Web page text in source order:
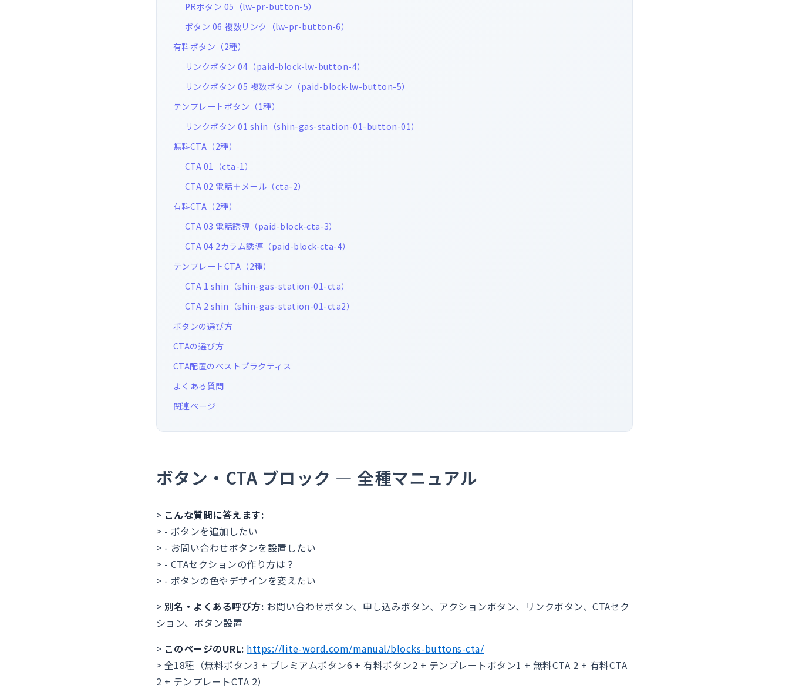
PRボタン 05（lw-pr-button-5）
ボタン 06 複数リンク（lw-pr-button-6）
有料ボタン（2種）
リンクボタン 04（paid-block-lw-button-4）
リンクボタン 05 複数ボタン（paid-block-lw-button-5）
テンプレートボタン（1種）
リンクボタン 01 shin（shin-gas-station-01-button-01）
無料CTA（2種）
CTA 01（cta-1）
CTA 02 電話＋メール（cta-2）
有料CTA（2種）
CTA 03 電話誘導（paid-block-cta-3）
CTA 04 2カラム誘導（paid-block-cta-4）
テンプレートCTA（2種）
CTA 1 shin（shin-gas-station-01-cta）
CTA 2 shin（shin-gas-station-01-cta2）
ボタンの選び方
CTAの選び方
CTA配置のベストプラクティス
よくある質問
関連ページ
ボタン・CTA ブロック — 全種マニュアル
> こんな質問に答えます:
> - ボタンを追加したい
> - お問い合わせボタンを設置したい
> - CTAセクションの作り方は？
> - ボタンの色やデザインを変えたい
> 別名・よくある呼び方: お問い合わせボタン、申し込みボタン、アクションボタン、リンクボタン、CTAセク
ション、ボタン設置
> このページのURL: https://lite-word.com/manual/blocks-buttons-cta/
> 全18種（無料ボタン3 + プレミアムボタン6 + 有料ボタン2 + テンプレートボタン1 + 無料CTA 2 + 有料CTA
2 + テンプレートCTA 2）